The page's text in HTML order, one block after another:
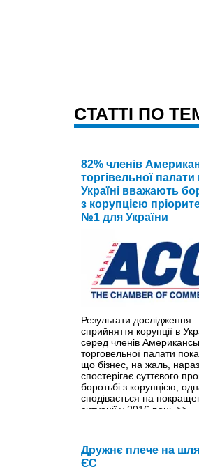
CТАТТІ ПО
82% членів
торгівельної палати
Україні вважають
з корупцією
№1 для України
Результати дослідження
сприйняття корупції в
серед членів
торговельної палати
що бізнес, на жаль,
спостерігає суттєвого
боротьбі з корупцією,
сподівається на
ситуації у 2016 році. >>
Дружнє плече на
ЄС